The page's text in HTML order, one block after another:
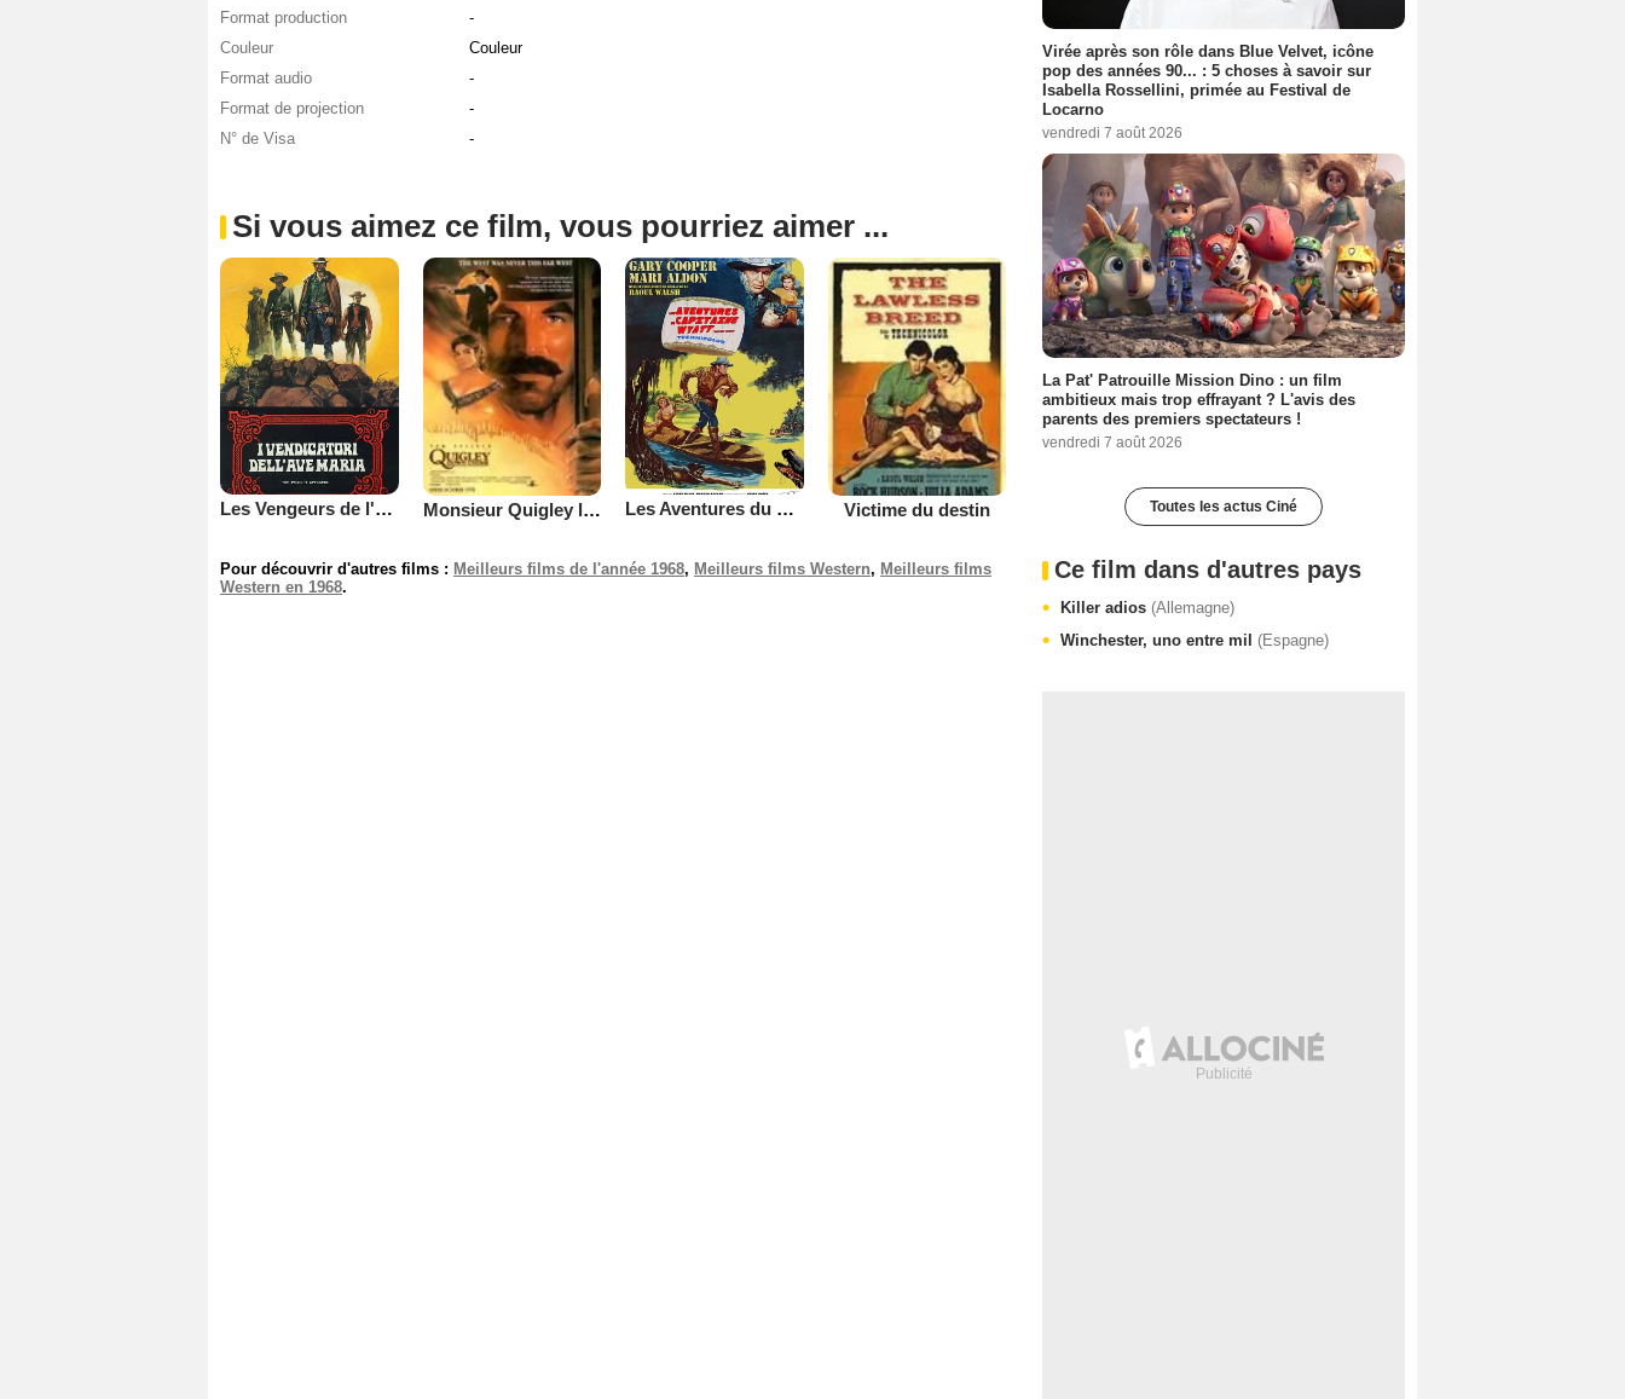
Format production
-
Couleur
Couleur
Format audio
-
Format de projection
-
N° de Visa
-
Si vous aimez ce film, vous pourriez aimer ...
Les Vengeurs de l'Avé Maria Monsieur Quigley l'Australien Les Aventures du capitaine Wyatt Victime du destin
Pour découvrir d'autres films : Meilleurs films de l'année 1968, Meilleurs films Western, Meilleurs films
Western en 1968.
Virée après son rôle dans Blue Velvet, icône
pop des années 90... : 5 choses à savoir sur
Isabella Rossellini, primée au Festival de
Locarno
vendredi 7 août 2026
La Pat' Patrouille Mission Dino : un film
ambitieux mais trop effrayant ? L'avis des
parents des premiers spectateurs !
vendredi 7 août 2026
Toutes les actus Ciné
Ce film dans d'autres pays
Killer adios (Allemagne)
Winchester, uno entre mil (Espagne)